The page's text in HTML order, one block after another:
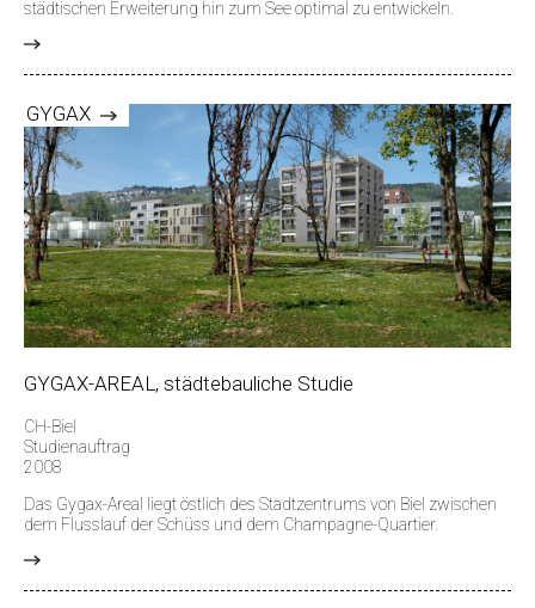
städtischen Erweiterung hin zum See optimal zu entwickeln.
GYGAX
GYGAX-AREAL, städtebauliche Studie
CH-Biel
Studienauftrag
2008
Das Gygax-Areal liegt östlich des Stadtzentrums von Biel zwischen
dem Flusslauf der Schüss und dem Champagne-Quartier.